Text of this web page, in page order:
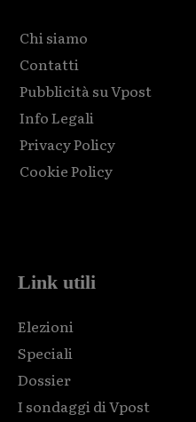
Chi siamo
Contatti
Pubblicità su Vpost
Info Legali
Privacy Policy
Cookie Policy
Link utili
Elezioni
Speciali
Dossier
I sondaggi di Vpost